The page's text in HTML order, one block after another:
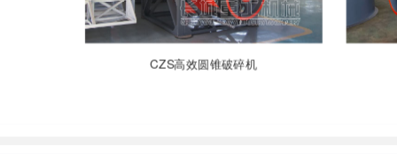
CZS高效圆锥破碎机